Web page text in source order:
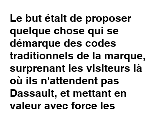
Le but était de proposer
quelque chose qui se
démarque des codes
traditionnels de la marque,
surprenant les visiteurs là
où ils n'attendent pas
Dassault, et mettant en
valeur avec force les